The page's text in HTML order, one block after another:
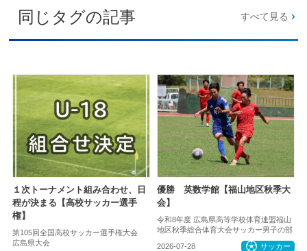
同じタグの記事 すべて見る
１次トーナメント組み合わせ、日
程が決まる【高校サッカー選手
権】
第105回全国高校サッカー選手権大会
広島県大会
優勝 英数学館【福山地区秋季大
会】
令和8年度 広島県高等学校体育連盟福山
地区秋季総合体育大会サッカー男子の部
2026-07-28 サッカー